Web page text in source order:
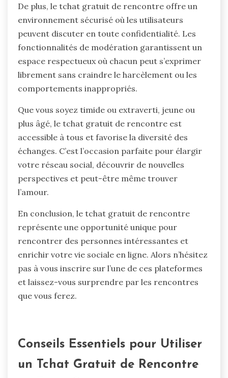
De plus, le tchat gratuit de rencontre offre un
environnement sécurisé où les utilisateurs
peuvent discuter en toute confidentialité. Les
fonctionnalités de modération garantissent un
espace respectueux où chacun peut s’exprimer
librement sans craindre le harcèlement ou les
comportements inappropriés.
Que vous soyez timide ou extraverti, jeune ou
plus âgé, le tchat gratuit de rencontre est
accessible à tous et favorise la diversité des
échanges. C’est l’occasion parfaite pour élargir
votre réseau social, découvrir de nouvelles
perspectives et peut-être même trouver
l’amour.
En conclusion, le tchat gratuit de rencontre
représente une opportunité unique pour
rencontrer des personnes intéressantes et
enrichir votre vie sociale en ligne. Alors n’hésitez
pas à vous inscrire sur l’une de ces plateformes
et laissez-vous surprendre par les rencontres
que vous ferez.
Conseils Essentiels pour Utiliser
un Tchat Gratuit de Rencontre